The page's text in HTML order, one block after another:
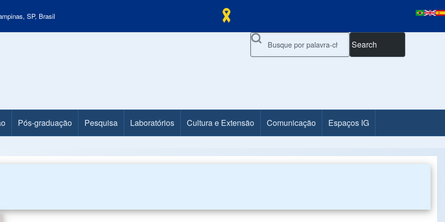
SP, Brasil
Search
Pós-graduação Pesquisa Laboratórios Cultura e Extensão Comunicação Espaços IG